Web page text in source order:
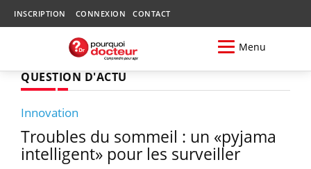
INSCRIPTION CONNEXION CONTACT
Menu
QUESTION D'ACTU
Innovation
Troubles du sommeil : un «pyjama
intelligent» pour les surveiller